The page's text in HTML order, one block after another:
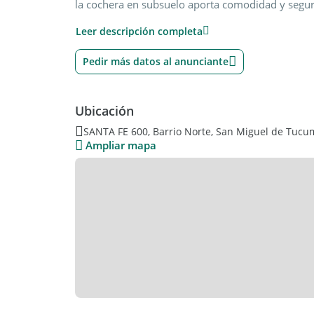
la cochera en subsuelo aporta comodidad y
quincho, espacios diseñados para disfrutar
calidad sin salir de casa.
Si buscás amplitud, comodidad y espacios para
merece una visita.
Sup. uso comun: 77m2
Leer descripción completa
Pedir más datos al anunciante
Ubicación
SANTA FE 600, Barrio Norte, San Miguel de
Ampliar mapa